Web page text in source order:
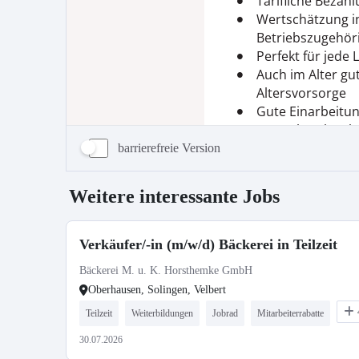
barrierefreie Version
Weitere interessante Jobs
Verkäufer/-in (m/w/d) Bäckerei in Teilzeit
Bäckerei M. u. K. Horsthemke GmbH
Oberhausen, Solingen, Velbert
Teilzeit Weiterbildungen Jobrad Mitarbeiterrabatte
30.07.2026